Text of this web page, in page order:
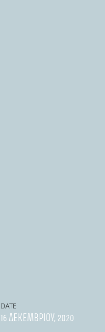
DATE
16 ΔΕΚΕΜΒΡΊΟΥ, 2020